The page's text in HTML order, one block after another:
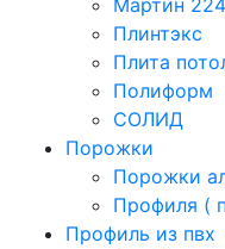
Мартин
Плинтэкс
Плита
Полиформ
СОЛИД
Порожки
Порожки
Профиля (
Профиль из пвх